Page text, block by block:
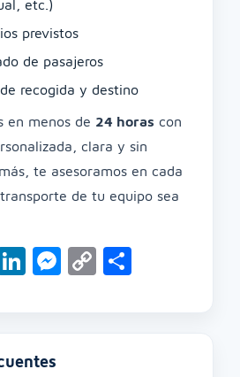
etc.)
previstos
de pasajeros
recogida y destino
en menos de 24 horas con
clara y sin
te asesoramos en cada
de tu equipo sea
LinkedIn
Messenger
Copy